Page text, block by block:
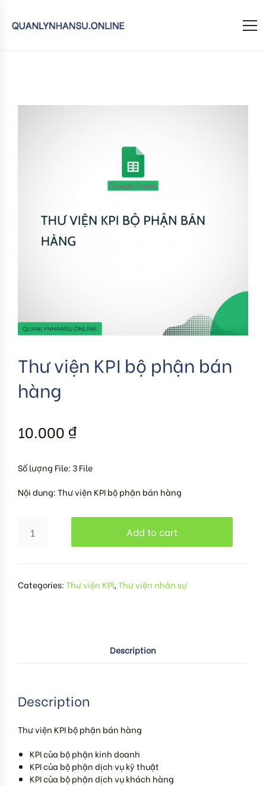
Thư viện KPI bộ phận bán
hàng
10.000 ₫
Số lượng File: 3 File
Nội dung: Thư viện KPI bộ phận bán hàng
Add to cart
Categories:Thư viện KPI,Thư viện nhân sự
Description
Description
Thư viện KPI bộ phận bán hàng
KPI của bộ phận kinh doanh
KPI của bộ phận dịch vụ kỹ thuật
KPI của bộ phận dịch vụ khách hàng